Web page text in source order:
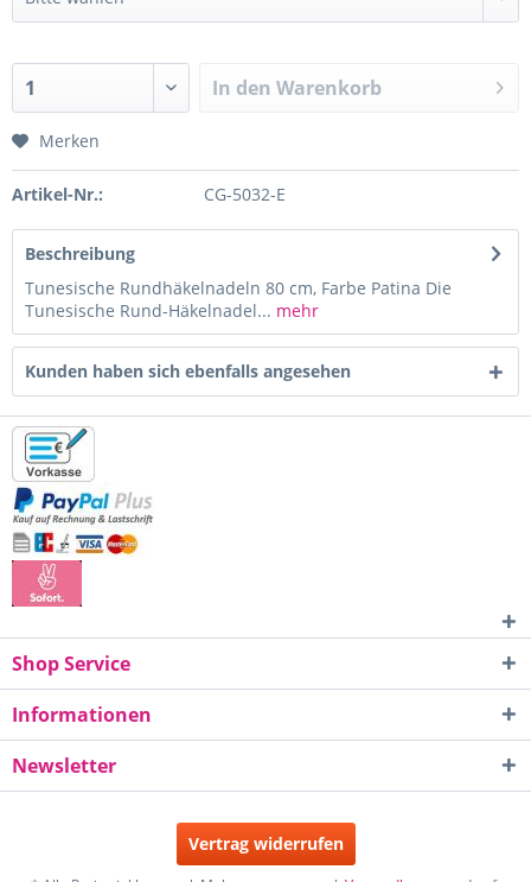
In den Warenkorb
Merken
Artikel-Nr.: CG-5032-E
Beschreibung
Tunesische Rundhäkelnadeln 80 cm, Farbe Patina Die
Tunesische Rund-Häkelnadel... mehr
Kunden haben sich ebenfalls angesehen
Shop Service
Informationen
Newsletter
Vertrag widerrufen